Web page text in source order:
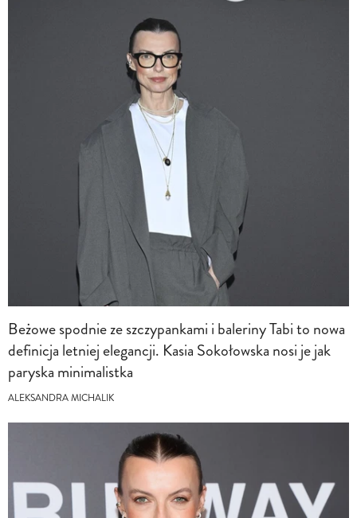
Beżowe spodnie ze szczypankami i baleriny Tabi to nowa
definicja letniej elegancji. Kasia Sokołowska nosi je jak
paryska minimalistka
ALEKSANDRA MICHALIK